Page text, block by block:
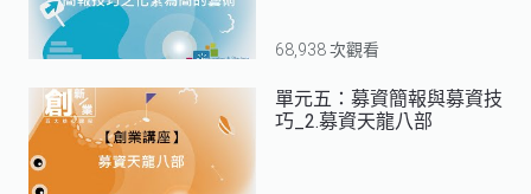
68,938 次觀看
單元五：募資簡報與募資技
巧_2.募資天龍八部